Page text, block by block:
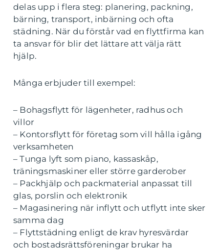
delas upp i flera steg: planering, packning,
bärning, transport, inbärning och ofta
städning. När du förstår vad en flyttfirma kan
ta ansvar för blir det lättare att välja rätt
hjälp.
Många erbjuder till exempel:
– Bohagsflytt för lägenheter, radhus och
villor
– Kontorsflytt för företag som vill hålla igång
verksamheten
– Tunga lyft som piano, kassaskåp,
träningsmaskiner eller större garderober
– Packhjälp och packmaterial anpassat till
glas, porslin och elektronik
– Magasinering när inflytt och utflytt inte sker
samma dag
– Flyttstädning enligt de krav hyresvärdar
och bostadsrättsföreningar brukar ha